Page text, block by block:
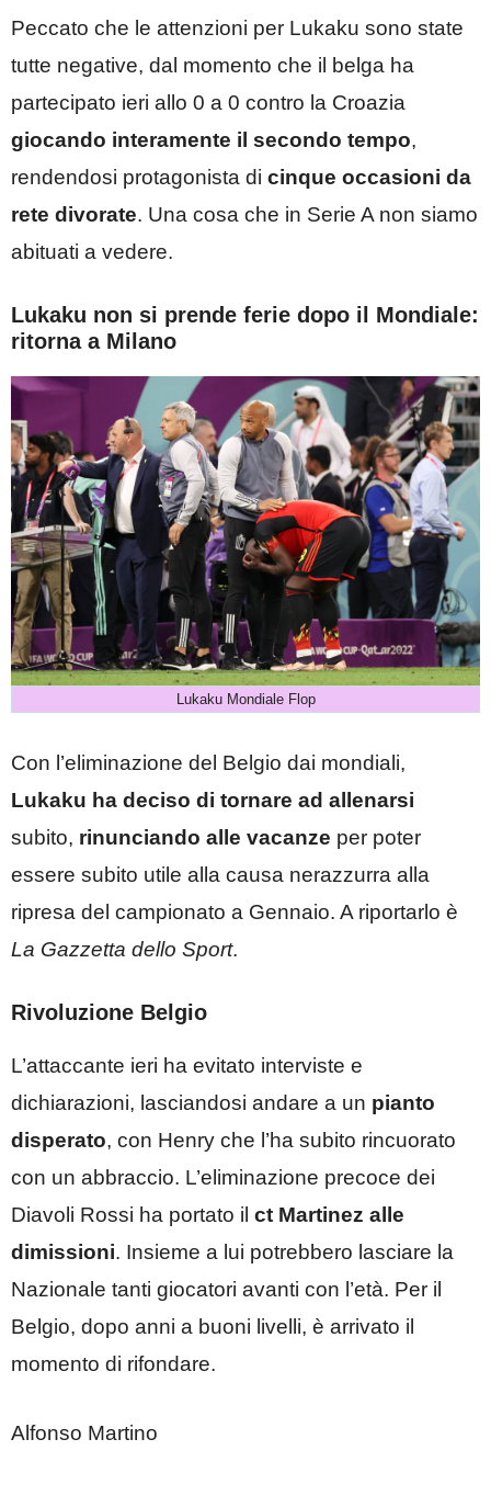
Peccato che le attenzioni per Lukaku sono state
tutte negative, dal momento che il belga ha
partecipato ieri allo 0 a 0 contro la Croazia
giocando interamente il secondo tempo,
rendendosi protagonista di cinque occasioni da
rete divorate. Una cosa che in Serie A non siamo
abituati a vedere.
Lukaku non si prende ferie dopo il Mondiale:
ritorna a Milano
Lukaku Mondiale Flop
Con l’eliminazione del Belgio dai mondiali,
Lukaku ha deciso di tornare ad allenarsi
subito, rinunciando alle vacanze per poter
essere subito utile alla causa nerazzurra alla
ripresa del campionato a Gennaio. A riportarlo è
La Gazzetta dello Sport.
Rivoluzione Belgio
L’attaccante ieri ha evitato interviste e
dichiarazioni, lasciandosi andare a un pianto
disperato, con Henry che l’ha subito rincuorato
con un abbraccio. L’eliminazione precoce dei
Diavoli Rossi ha portato il ct Martinez alle
dimissioni. Insieme a lui potrebbero lasciare la
Nazionale tanti giocatori avanti con l’età. Per il
Belgio, dopo anni a buoni livelli, è arrivato il
momento di rifondare.
Alfonso Martino